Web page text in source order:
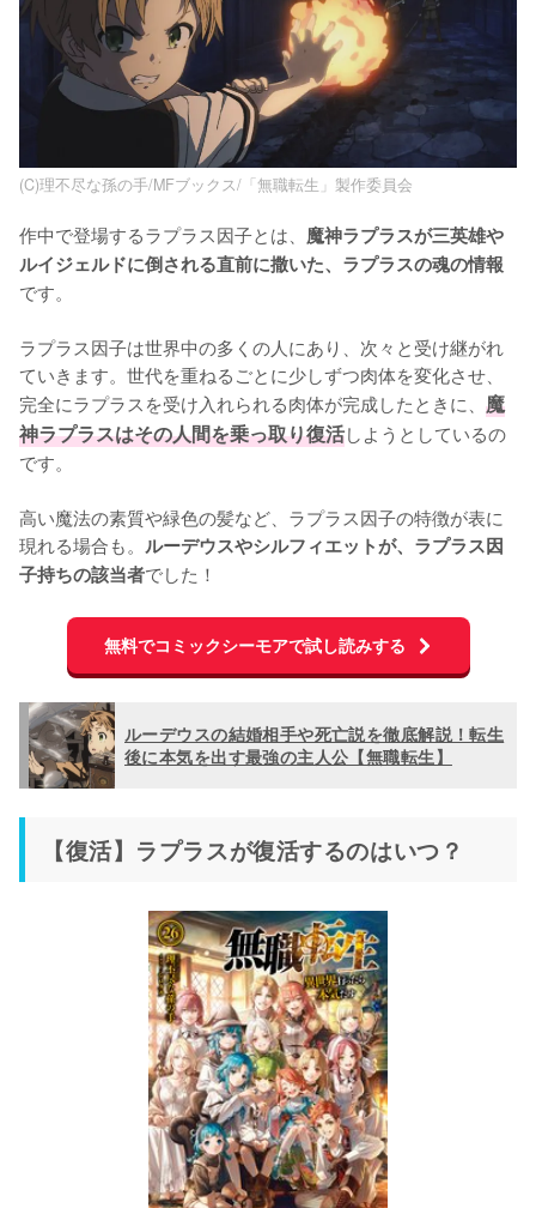
(C)理不尽な孫の手/MFブックス/「無職転生」製作委員会
作中で登場するラプラス因子とは、 魔神ラプラスが三英雄や
ルイジェルドに倒される直前に撒いた、ラプラスの魂の情報
です。
ラプラス因子は世界中の多くの人にあり、次々と受け継がれ
ていきます。世代を重ねるごとに少しずつ肉体を変化させ、
完全にラプラスを受け入れられる肉体が完成したときに、 魔
神ラプラスはその人間を乗っ取り復活しようとしているの
です。
高い魔法の素質や緑色の髪など、ラプラス因子の特徴が表に
現れる場合も。 ルーデウスやシルフィエットが、ラプラス因
子持ちの該当者でした！
無料でコミックシーモアで試し読みする
ルーデウスの結婚相手や死亡説を徹底解説！転生
後に本気を出す最強の主人公【無職転生】
【復活】ラプラスが復活するのはいつ？